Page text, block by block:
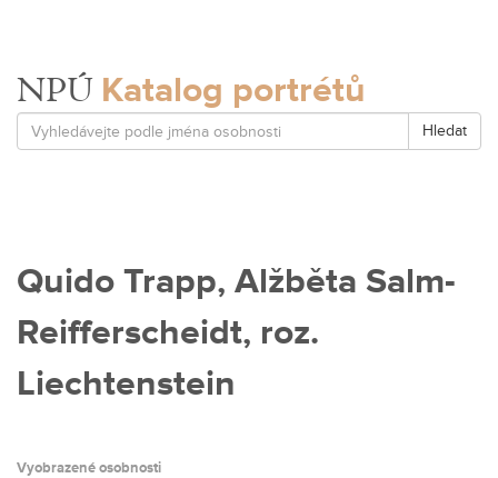
NPÚ Katalog portrétů
Hledat
Quido Trapp, Alžběta Salm-
Reifferscheidt, roz.
Liechtenstein
Vyobrazené osobnosti